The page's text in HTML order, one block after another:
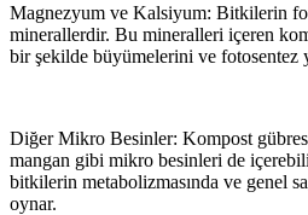
Magnezyum ve Kalsiyum: Bitkilerin
minerallerdir. Bu mineralleri içeren
bir şekilde büyümelerini ve fotosentez
Diğer Mikro Besinler: Kompost
mangan gibi mikro besinleri de
bitkilerin metabolizmasında ve genel
oynar.